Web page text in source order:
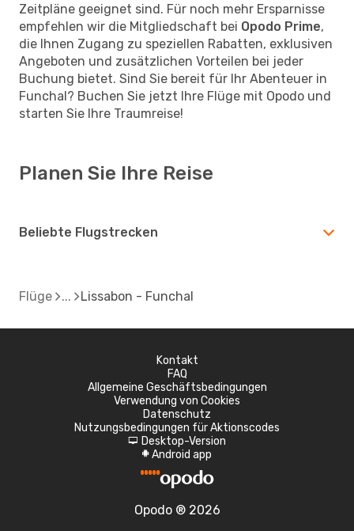
Zeitpläne geeignet sind. Für noch mehr Ersparnisse
empfehlen wir die Mitgliedschaft bei Opodo Prime,
die Ihnen Zugang zu speziellen Rabatten, exklusiven
Angeboten und zusätzlichen Vorteilen bei jeder
Buchung bietet. Sind Sie bereit für Ihr Abenteuer in
Funchal? Buchen Sie jetzt Ihre Flüge mit Opodo und
starten Sie Ihre Traumreise!
Planen Sie Ihre Reise
Beliebte Flugstrecken
Flüge Lissabon - Funchal
Kontakt
FAQ
Allgemeine Geschäftsbedingungen
Verwendung von Cookies
Datenschutz
Nutzungsbedingungen für Aktionscodes
d Desktop-Version
A Android app
Opodo ® 2026